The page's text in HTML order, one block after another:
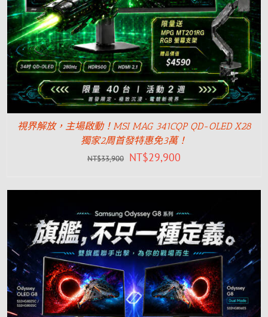
視界解放，主場啟動！MSI MAG 341CQP QD-OLED X28
獨家2周首發特惠免3萬！
NT$33,900 NT$29,900